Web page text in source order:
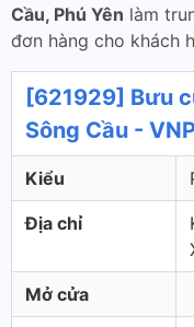
Cầu, Phú Yên làm
đơn hàng cho khách
[621929] Bưu
Sông Cầu -
Kiểu
Địa chỉ
Mở cửa